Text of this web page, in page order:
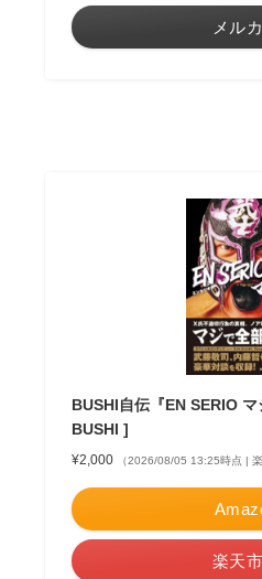
メル
BUSHI自伝『EN SERIO
BUSHI ]
¥2,000 （2026/08/05 13:25時点 | 楽
楽天